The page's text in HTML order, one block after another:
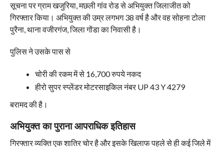
सूचना पर ग्राम खजुरिया, मछली गांव रोड से अभियुक्त जिलाजीत को
गिरफ्तार किया। अभियुक्त की उम्र लगभग 38 वर्ष है और वह सोहना टोला
पुरैना, थाना वजीरगंज, जिला गोंडा का निवासी है।
पुलिस ने उसके पास से
चोरी की रकम में से 16,700 रुपये नकद
हीरो सुपर स्प्लेंडर मोटरसाइकिल नंबर UP 43 Y 4279
बरामद की है।
अभियुक्त का पुराना आपराधिक इतिहास
गिरफ्तार व्यक्ति एक शातिर चोर है और इसके खिलाफ पहले से ही कई जिले में